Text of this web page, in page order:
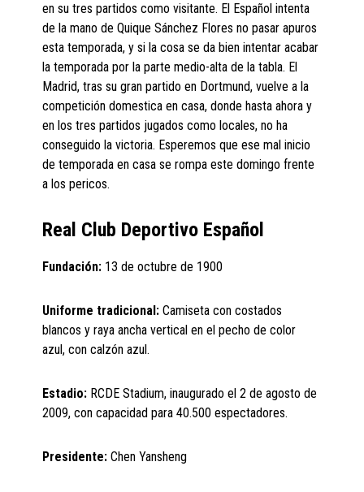
en su tres partidos como visitante. El Español intenta
de la mano de Quique Sánchez Flores no pasar apuros
esta temporada, y si la cosa se da bien intentar acabar
la temporada por la parte medio-alta de la tabla. El
Madrid, tras su gran partido en Dortmund, vuelve a la
competición domestica en casa, donde hasta ahora y
en los tres partidos jugados como locales, no ha
conseguido la victoria. Esperemos que ese mal inicio
de temporada en casa se rompa este domingo frente
a los pericos.
Real Club Deportivo Español
Fundación: 13 de octubre de 1900
Uniforme tradicional: Camiseta con costados
blancos y raya ancha vertical en el pecho de color
azul, con calzón azul.
Estadio: RCDE Stadium, inaugurado el 2 de agosto de
2009, con capacidad para 40.500 espectadores.
Presidente: Chen Yansheng